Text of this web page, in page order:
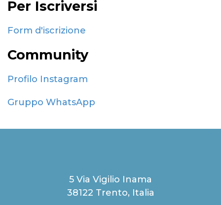
Per Iscriversi
Form d'iscrizione
Community
Profilo Instagram
Gruppo WhatsApp
5 Via Vigilio Inama
38122 Trento, Italia